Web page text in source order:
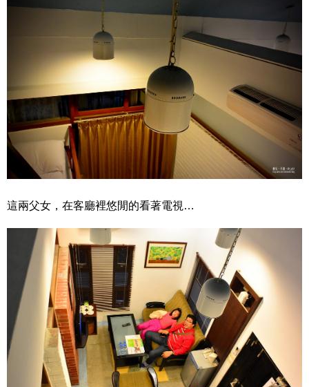
這兩父女，在客廳裡悠閒的看著電視…